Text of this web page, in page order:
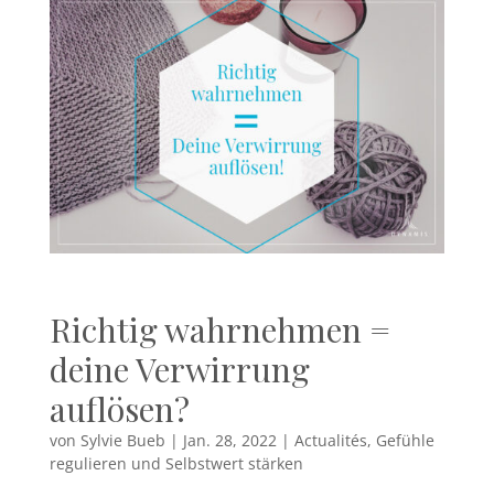
Richtig wahrnehmen =
deine Verwirrung
auflösen?
von Sylvie Bueb | Jan. 28, 2022 | Actualités, Gefühle
regulieren und Selbstwert stärken